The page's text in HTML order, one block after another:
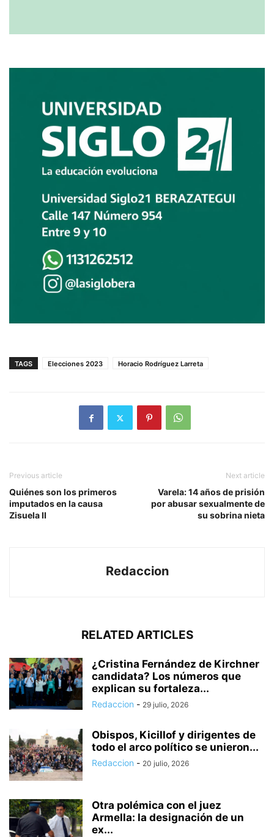
TAGS Elecciones 2023 Horacio Rodríguez Larreta
Previous article
Quiénes son los primeros
imputados en la causa
Zisuela II
Next article
Varela: 14 años de prisión
por abusar sexualmente de
su sobrina nieta
Redaccion
RELATED ARTICLES
¿Cristina Fernández de Kirchner
candidata? Los números que
explican su fortaleza...
Redaccion - 29 julio, 2026
Obispos, Kicillof y dirigentes de
todo el arco político se unieron...
Redaccion - 20 julio, 2026
Otra polémica con el juez
Armella: la designación de un
ex...